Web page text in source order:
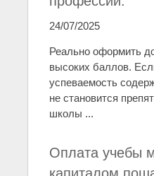
24/07/2025
Реально оформить
высоких баллов.
успеваемость
не становится
школы ...
Оплата учебы